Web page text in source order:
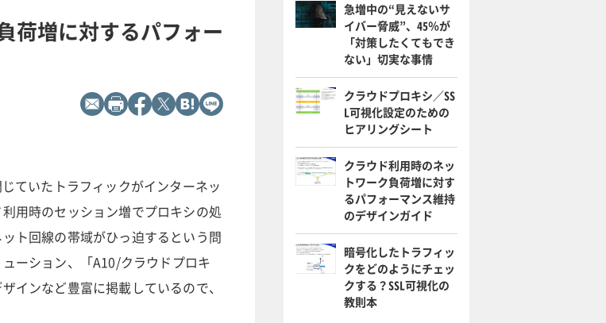
荷増に対するパフォー
ていたトラフィックがインターネッ
用時のセッション増でプロキシの処
ト回線の帯域がひっ迫するという問
ーション、「A10/クラウドプロキ
インなど豊富に掲載しているので、
急増中の“見えないサ
イバー脅威”、45％が
「対策したくてもでき
ない」切実な事情
クラウドプロキシ／SS
L可視化設定のための
ヒアリングシート
クラウド利用時のネッ
トワーク負荷増に対す
るパフォーマンス維持
のデザインガイド
暗号化したトラフィッ
クをどのようにチェッ
クする？SSL可視化の
教則本